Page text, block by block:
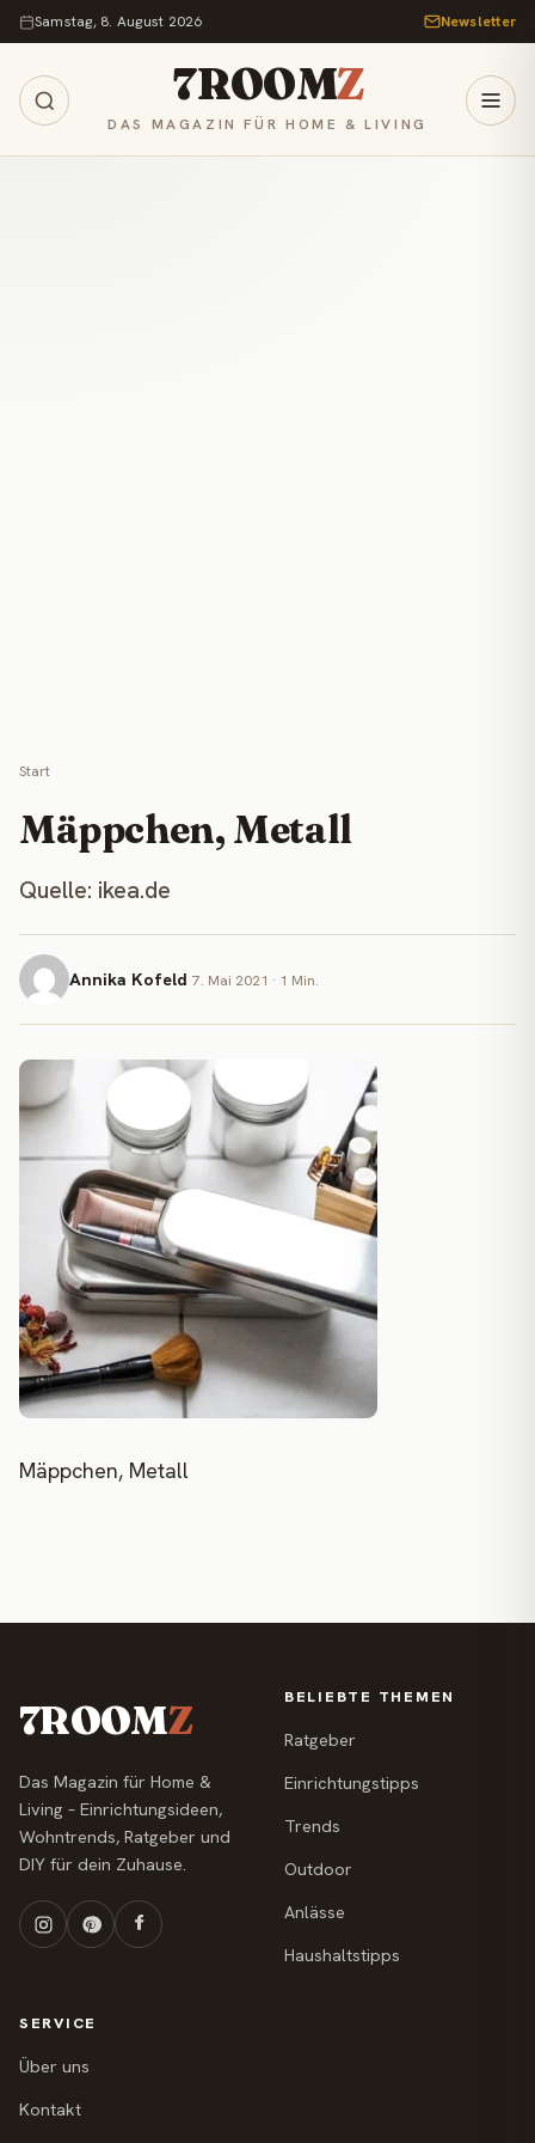
Zum Inhalt springen
Samstag, 8. August 2026 Newsletter
7ROOMZ
DAS MAGAZIN FÜR HOME & LIVING
Start
Mäppchen, Metall
Quelle: ikea.de
Annika Kofeld 7. Mai 2021 · 1 Min.
Mäppchen, Metall
7ROOMZ
Das Magazin für Home &
Living – Einrichtungsideen,
Wohntrends, Ratgeber und
DIY für dein Zuhause.
BELIEBTE THEMEN
Ratgeber
Einrichtungstipps
Trends
Outdoor
Anlässe
Haushaltstipps
SERVICE
Über uns
Kontakt